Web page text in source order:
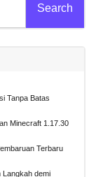
Search
Tanpa Batas
Minecraft 1.17.30
Terbaru
Langkah demi